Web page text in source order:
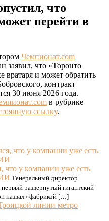
что
перейти в
Чемпионат.com
что «Торонто
вратаря и может обратить
контракт
30 июня 2026 года.
в рубрике
ссылку.
что у компании уже есть
Генеральный директор
развернутый гигантский
назвал «фабрикой […]